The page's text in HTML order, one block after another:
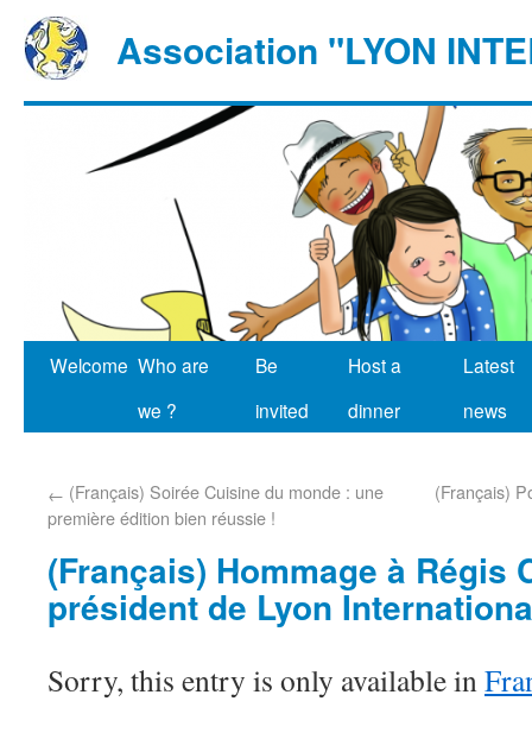
Association "LYON
Welcome Who are
we ?
Be
invited
Host a
dinner
Latest
news
← (Français) Soirée Cuisine du monde : une
première édition bien réussie !
(Français)
(Français) Hommage à Régis
président de Lyon
Sorry, this entry is only available in